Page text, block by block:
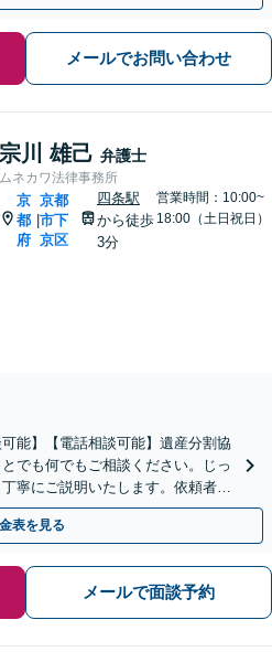
メールでお問い合わせ
宗川 雄己 弁護士
ムネカワ法律事務所
京
都
府
京都
市下
京区
四条駅
から徒歩
3分
営業時間：10:00~
18:00（土日祝日）
能】【電話相談可能】遺産分割協
でも何でもご相談ください。じっ
寧にご説明いたします。依頼者の
たします。
表を見る
メールで面談予約